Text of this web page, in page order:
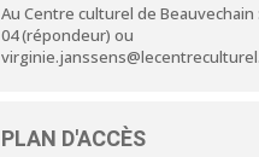
Au Centre culturel de Beauvechain
04 (répondeur) ou
PLAN D'ACCÈS